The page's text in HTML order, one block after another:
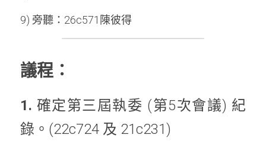
9) 旁聽：26c571陳彼得
議程：
1. 確定第三屆執委 (第5次會議) 紀
錄。(22c724 及 21c231)